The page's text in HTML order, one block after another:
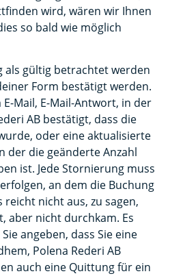
wird, wären wir Ihnen
so bald wie möglich
als gültig betrachtet werden
Form bestätigt werden.
Mail, E-Mail-Antwort, in der
AB bestätigt, dass die
oder eine aktualisierte
der die geänderte Anzahl
ist. Jede Stornierung muss
an dem die Buchung
nicht aus, zu sagen,
aber nicht durchkam. Es
angeben, dass Sie eine
Polena Rederi AB
auch eine Quittung für ein